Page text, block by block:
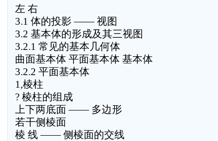
左 右
3.1 体的投影 —— 视图
3.2 基本体的形成及其三视图
3.2.1 常见的基本几何体
曲面基本体 平面基本体 基本体
3.2.2 平面基本体
1,棱柱
? 棱柱的组成
上下两底面 —— 多边形
若干侧棱面
棱 线 —— 侧棱面的交线